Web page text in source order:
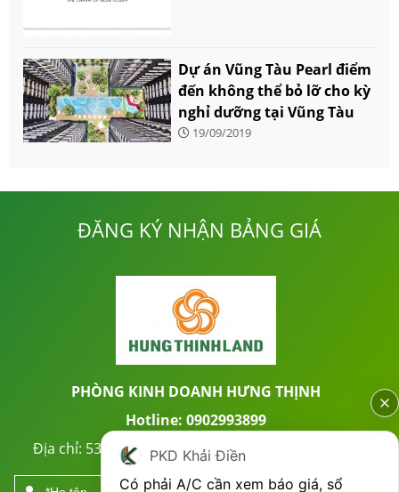
Dự án Vũng Tàu Pearl điểm
đến không thể bỏ lỡ cho kỳ
nghỉ dưỡng tại Vũng Tàu
19/09/2019
ĐĂNG KÝ NHẬN BẢNG GIÁ
PHÒNG KINH DOANH HƯNG THỊNH
Hotline: 0902993899
Địa chỉ: 53 Trần Quốc Thảo, P.7, Quận 3, TP. HCM
PKD Khải Điền
Có phải A/C cần xem báo giá, sổ